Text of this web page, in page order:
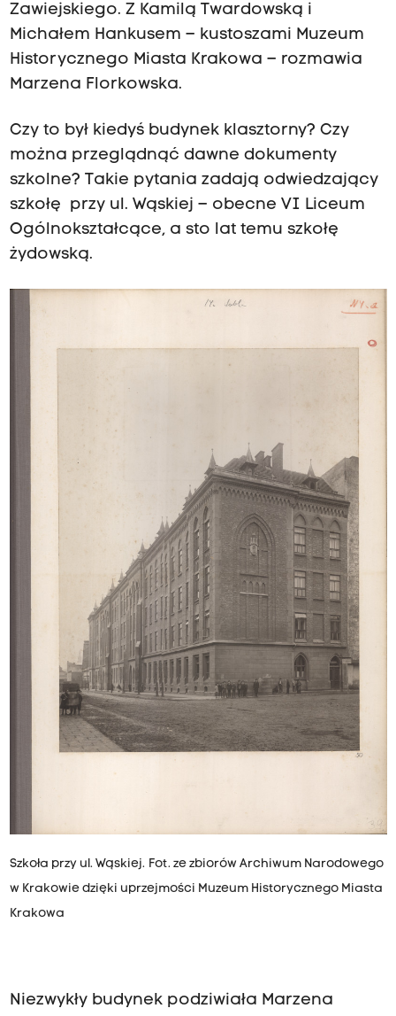
Zawiejskiego. Z Kamilą Twardowską i
Michałem Hankusem – kustoszami Muzeum
Historycznego Miasta Krakowa – rozmawia
Marzena Florkowska.
Czy to był kiedyś budynek klasztorny? Czy
można przeglądnąć dawne dokumenty
szkolne? Takie pytania zadają odwiedzający
szkołę przy ul. Wąskiej – obecne VI Liceum
Ogólnokształcące, a sto lat temu szkołę
żydowską.
Szkoła przy ul. Wąskiej. Fot. ze zbiorów Archiwum Narodowego
w Krakowie dzięki uprzejmości Muzeum Historycznego Miasta
Krakowa
Niezwykły budynek podziwiała Marzena